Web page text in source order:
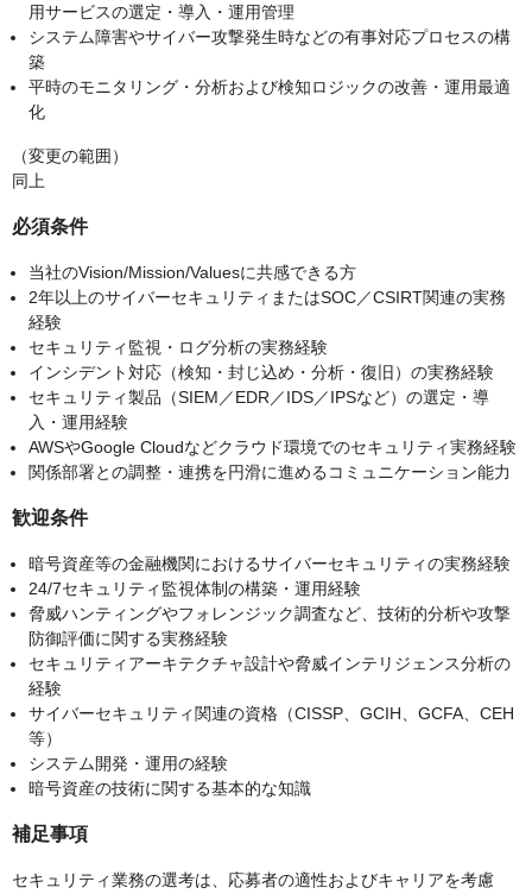
用サービスの選定・導入・運用管理
システム障害やサイバー攻撃発生時などの有事対応プロセスの構
築
平時のモニタリング・分析および検知ロジックの改善・運用最適
化
（変更の範囲）
同上
必須条件
当社のVision/Mission/Valuesに共感できる方
2年以上のサイバーセキュリティまたはSOC／CSIRT関連の実務
経験
セキュリティ監視・ログ分析の実務経験
インシデント対応（検知・封じ込め・分析・復旧）の実務経験
セキュリティ製品（SIEM／EDR／IDS／IPSなど）の選定・導
入・運用経験
AWSやGoogle Cloudなどクラウド環境でのセキュリティ実務経験
関係部署との調整・連携を円滑に進めるコミュニケーション能力
歓迎条件
暗号資産等の金融機関におけるサイバーセキュリティの実務経験
24/7セキュリティ監視体制の構築・運用経験
脅威ハンティングやフォレンジック調査など、技術的分析や攻撃
防御評価に関する実務経験
セキュリティアーキテクチャ設計や脅威インテリジェンス分析の
経験
サイバーセキュリティ関連の資格（CISSP、GCIH、GCFA、CEH
等）
システム開発・運用の経験
暗号資産の技術に関する基本的な知識
補足事項
セキュリティ業務の選考は、応募者の適性およびキャリアを考慮